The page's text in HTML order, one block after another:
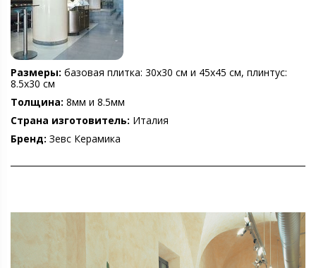
Размеры: базовая плитка: 30х30 см и 45х45 см, плинтус:
8.5х30 см
Толщина: 8мм и 8.5мм
Страна изготовитель: Италия
Бренд: Зевс Керамика